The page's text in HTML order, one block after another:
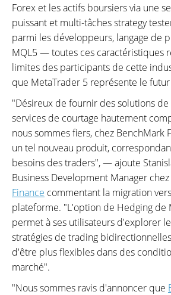
Forex et les actifs boursiers via une
puissant et multi-tâches strategy
parmi les développeurs, langage de
MQL5 — toutes ces caractéristiques
limites des participants de cette
que MetaTrader 5 représente le
"Désireux de fournir des solutions
services de courtage hautement
nous sommes fiers, chez BenchMark
un tel nouveau produit,
besoins des traders", — ajoute
Business Development Manager chez
Finance commentant la migration
plateforme. "L'option de Hedging de
permet à ses utilisateurs d'explorer
stratégies de trading
d'être plus flexibles dans des
marché".
"Nous sommes ravis d'annoncer que